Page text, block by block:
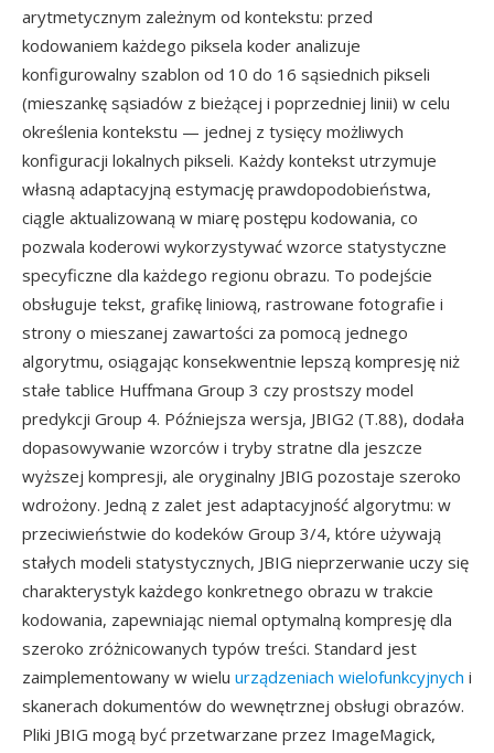
arytmetycznym zależnym od kontekstu: przed
kodowaniem każdego piksela koder analizuje
konfigurowalny szablon od 10 do 16 sąsiednich pikseli
(mieszankę sąsiadów z bieżącej i poprzedniej linii) w celu
określenia kontekstu — jednej z tysięcy możliwych
konfiguracji lokalnych pikseli. Każdy kontekst utrzymuje
własną adaptacyjną estymację prawdopodobieństwa,
ciągle aktualizowaną w miarę postępu kodowania, co
pozwala koderowi wykorzystywać wzorce statystyczne
specyficzne dla każdego regionu obrazu. To podejście
obsługuje tekst, grafikę liniową, rastrowane fotografie i
strony o mieszanej zawartości za pomocą jednego
algorytmu, osiągając konsekwentnie lepszą kompresję niż
stałe tablice Huffmana Group 3 czy prostszy model
predykcji Group 4. Późniejsza wersja, JBIG2 (T.88), dodała
dopasowywanie wzorców i tryby stratne dla jeszcze
wyższej kompresji, ale oryginalny JBIG pozostaje szeroko
wdrożony. Jedną z zalet jest adaptacyjność algorytmu: w
przeciwieństwie do kodeków Group 3/4, które używają
stałych modeli statystycznych, JBIG nieprzerwanie uczy się
charakterystyk każdego konkretnego obrazu w trakcie
kodowania, zapewniając niemal optymalną kompresję dla
szeroko zróżnicowanych typów treści. Standard jest
zaimplementowany w wielu urządzeniach wielofunkcyjnych i
skanerach dokumentów do wewnętrznej obsługi obrazów.
Pliki JBIG mogą być przetwarzane przez ImageMagick,